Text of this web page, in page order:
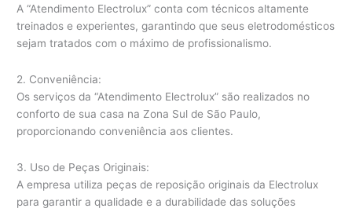
A “Atendimento Electrolux” conta com técnicos altamente
treinados e experientes, garantindo que seus eletrodomésticos
sejam tratados com o máximo de profissionalismo.
2. Conveniência:
Os serviços da “Atendimento Electrolux” são realizados no
conforto de sua casa na Zona Sul de São Paulo,
proporcionando conveniência aos clientes.
3. Uso de Peças Originais:
A empresa utiliza peças de reposição originais da Electrolux
para garantir a qualidade e a durabilidade das soluções